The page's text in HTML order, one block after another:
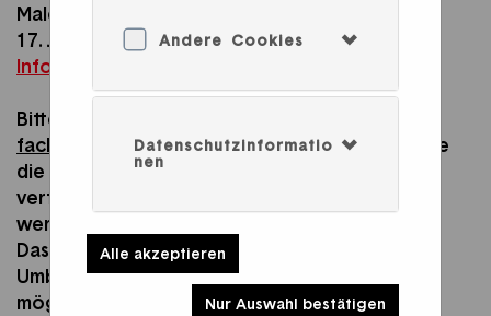
Andere Cookies
Datenschutzinformatio
nen
Alle akzeptieren
Nur Auswahl bestätigen
Maler und Rebell
17. JUL – 8. NOV 2026
Infos zur Ausstellung HIER...
Bitte wählen Sie Ihr bevorzugtes Datum mit
fachem Klick
im Kalender aus und bestätigen Sie
die Auswahl mit dem Button "übernehmen". Die
verfügbaren Ticketoptionen für diesen Tag
werden Ihnen dann angezeigt.
Das Zeitfenster gibt den Einlass-Zeitraum vor.
Umbuchungen und Stornierungen sind nicht
möglich.